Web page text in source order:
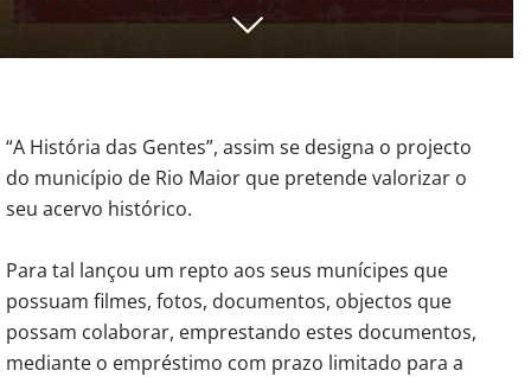
“A História das Gentes”, assim se designa o projecto
do município de Rio Maior que pretende valorizar o
seu acervo histórico.
Para tal lançou um repto aos seus munícipes que
possuam filmes, fotos, documentos, objectos que
possam colaborar, emprestando estes documentos,
mediante o empréstimo com prazo limitado para a